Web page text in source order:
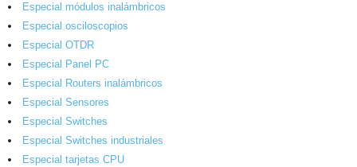
Especial módulos inalámbricos
Especial osciloscopios
Especial OTDR
Especial Panel PC
Especial Routers inalámbricos
Especial Sensores
Especial Switches
Especial Switches industriales
Especial tarjetas CPU